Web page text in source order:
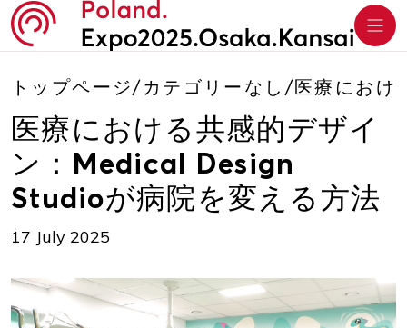
トップページ/カテゴリーなし /医療にお
医療における共感的デザイ
ン：Medical Design
Studioが病院を変える方法
17 July 2025